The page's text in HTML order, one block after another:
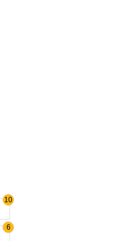
10
6